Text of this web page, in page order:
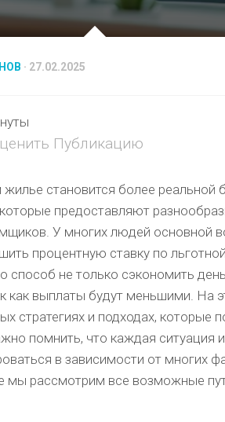
· 27.02.2025
Публикацию
становится более реальной
предоставляют
У многих людей основной
процентную ставку по льготной
способ не только сэкономить
как выплаты будут меньшими. На
стратегиях и подходах, которые
помнить, что каждая ситуация
в зависимости от многих
мы рассмотрим все возможные